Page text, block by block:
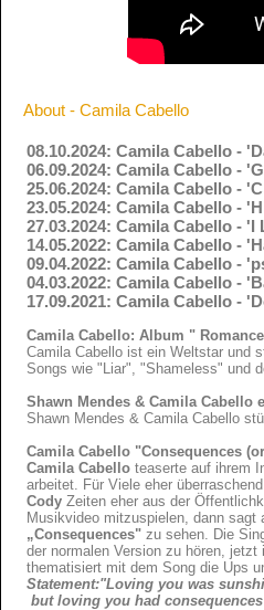
About - Camila Cabello
08.10.2024: Camila Cabello -
06.09.2024: Camila Cabello -
25.06.2024: Camila Cabello -
23.05.2024: Camila Cabello -
27.03.2024: Camila Cabello -
14.05.2022: Camila Cabello -
09.04.2022: Camila Cabello -
04.03.2022: Camila Cabello -
17.09.2021: Camila Cabello -
Camila Cabello: Album "
Camila Cabello ist ein Weltstar und
Songs wie "Liar", "Shameless" und
Shawn Mendes & Camila
Shawn Mendes & Camila Cabello
Camila Cabello "Consequences
Camila Cabello teaserte auf ihrem
arbeitet. Für Viele eher
Cody Zeiten eher aus der
Musikvideo mitzuspielen, dann sagt
„Consequences" zu sehen. Die
der normalen Version zu hören,
thematisiert mit dem Song die Ups
Statement:"Loving you was
but loving you had